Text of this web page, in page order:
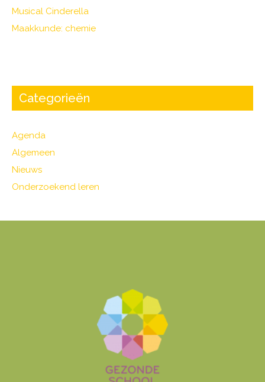
Musical Cinderella
Maakkunde: chemie
Categorieën
Agenda
Algemeen
Nieuws
Onderzoekend leren